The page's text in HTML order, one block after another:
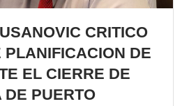
CRITICO
PLANIFICACION DE
EL CIERRE DE
DE PUERTO